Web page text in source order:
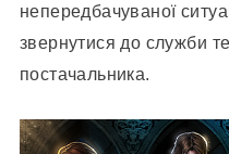
непередбачуваної
звернутися до служби
постачальника.